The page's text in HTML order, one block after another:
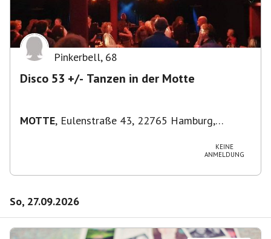
Pinkerbell, 68
Disco 53 +/- Tanzen in der Motte
MOTTE, Eulenstraße 43, 22765 Hamburg,
KEINE
ANMELDUNG
So, 27.09.2026